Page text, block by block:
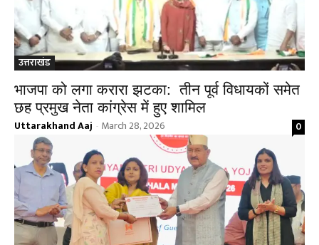
उत्तराखंड
भाजपा को लगा करारा झटका: तीन पूर्व विधायकों समेत
छह प्रमुख नेता कांग्रेस में हुए शामिल
Uttarakhand Aaj - March 28, 2026 0